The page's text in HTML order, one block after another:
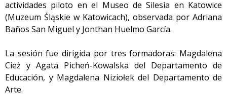
actividades piloto en el Museo de Silesia en Katowice
(Muzeum Śląskie w Katowicach), observada por Adriana
Baños San Miguel y Jonthan Huelmo García.
La sesión fue dirigida por tres formadoras: Magdalena
Cież y Agata Picheń-Kowalska del Departamento de
Educación, y Magdalena Niziołek del Departamento de
Arte.